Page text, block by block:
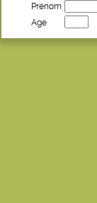
Prénom
Age